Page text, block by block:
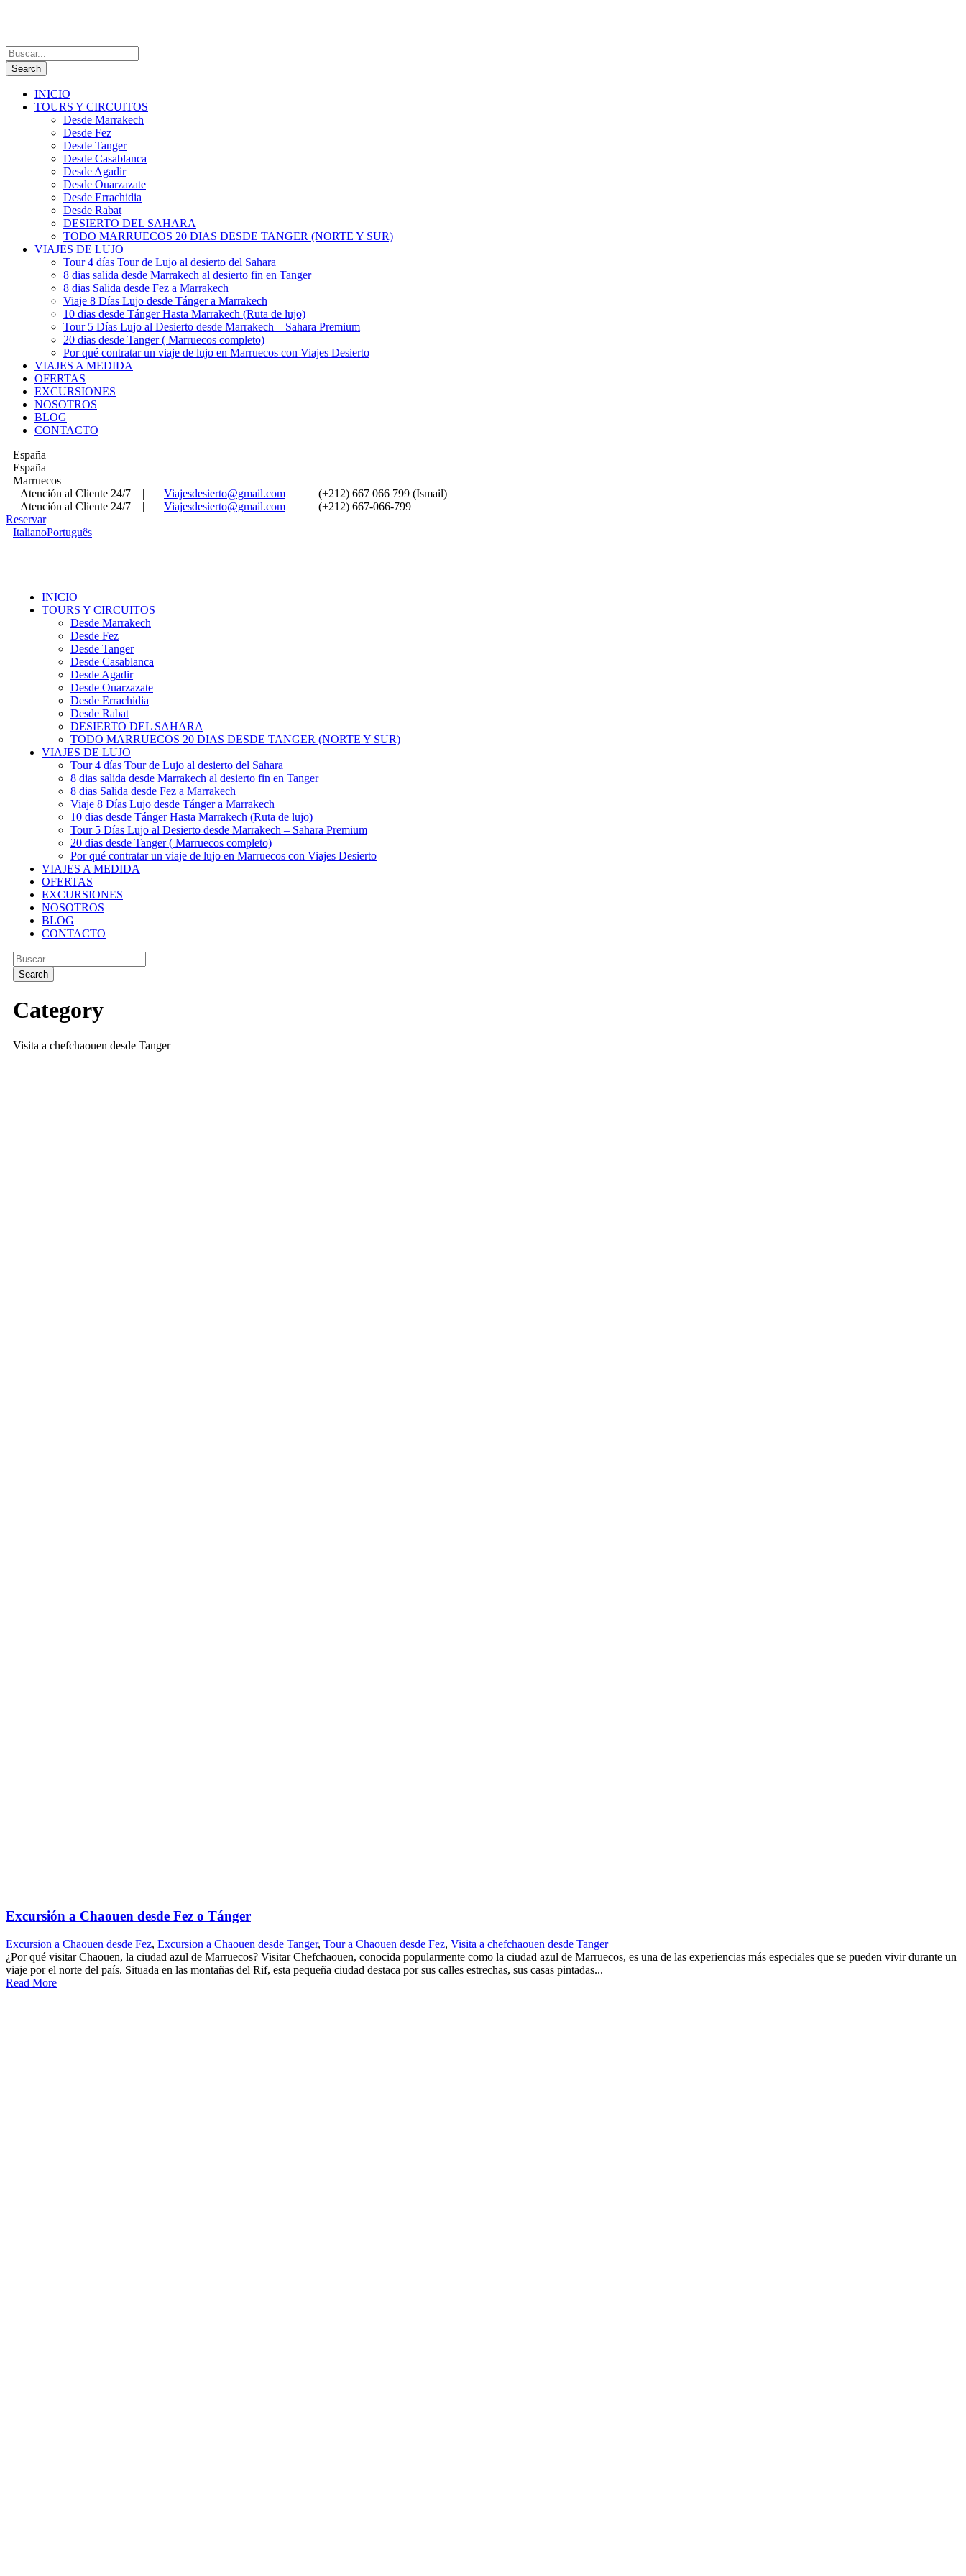
INICIO
TOURS Y CIRCUITOS
Desde Marrakech
Desde Fez
Desde Tanger
Desde Casablanca
Desde Agadir
Desde Ouarzazate
Desde Errachidia
Desde Rabat
DESIERTO DEL SAHARA
TODO MARRUECOS 20 DIAS DESDE TANGER (NORTE Y SUR)
VIAJES DE LUJO
Tour 4 días Tour de Lujo al desierto del Sahara
8 dias salida desde Marrakech al desierto fin en Tanger
8 dias Salida desde Fez a Marrakech
Viaje 8 Días Lujo desde Tánger a Marrakech
10 dias desde Tánger Hasta Marrakech (Ruta de lujo)
Tour 5 Días Lujo al Desierto desde Marrakech – Sahara Premium
20 dias desde Tanger ( Marruecos completo)
Por qué contratar un viaje de lujo en Marruecos con Viajes Desierto
VIAJES A MEDIDA
OFERTAS
EXCURSIONES
NOSOTROS
BLOG
CONTACTO
España
España
Marruecos
Atención al Cliente 24/7
| Viajesdesierto@gmail.com |
(+212) 667 066 799 (Ismail)
Atención al Cliente 24/7
| Viajesdesierto@gmail.com |
(+212) 667-066-799
Reservar
ItalianoPortuguês
INICIO
TOURS Y CIRCUITOS
Desde Marrakech
Desde Fez
Desde Tanger
Desde Casablanca
Desde Agadir
Desde Ouarzazate
Desde Errachidia
Desde Rabat
DESIERTO DEL SAHARA
TODO MARRUECOS 20 DIAS DESDE TANGER (NORTE Y SUR)
VIAJES DE LUJO
Tour 4 días Tour de Lujo al desierto del Sahara
8 dias salida desde Marrakech al desierto fin en Tanger
8 dias Salida desde Fez a Marrakech
Viaje 8 Días Lujo desde Tánger a Marrakech
10 dias desde Tánger Hasta Marrakech (Ruta de lujo)
Tour 5 Días Lujo al Desierto desde Marrakech – Sahara Premium
20 dias desde Tanger ( Marruecos completo)
Por qué contratar un viaje de lujo en Marruecos con Viajes Desierto
VIAJES A MEDIDA
OFERTAS
EXCURSIONES
NOSOTROS
BLOG
CONTACTO
Category
Visita a chefchaouen desde Tanger
Excursión a Chaouen desde Fez o Tánger
Excursion a Chaouen desde Fez, Excursion a Chaouen desde Tanger, Tour a Chaouen desde Fez, Visita a chefchaouen desde Tanger
¿Por qué visitar Chaouen, la ciudad azul de Marruecos? Visitar Chefchaouen, conocida popularmente como la ciudad azul de Marruecos, es una de las experiencias más especiales que se pueden vivir durante un
viaje por el norte del país. Situada en las montañas del Rif, esta pequeña ciudad destaca por sus calles estrechas, sus casas pintadas...
Read More